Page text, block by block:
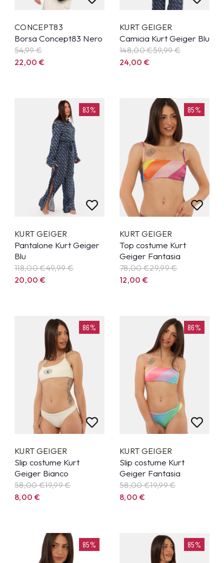
CONCEPT83
Borsa Concept83 Nero
54,99€
22,00€
KURT GEIGER
Camicia Kurt Geiger Blu
148,00 €59,99€
24,00€
83%
KURT GEIGER
Pantalone Kurt Geiger
Blu
118,00 €49,99€
20,00€
85%
KURT GEIGER
Top costume Kurt
Geiger Fantasia
78,00 €29,99€
12,00€
86%
KURT GEIGER
Slip costume Kurt
Geiger Bianco
58,00 €19,99€
8,00 €
86%
KURT GEIGER
Slip costume Kurt
Geiger Fantasia
58,00 €19,99€
8,00 €
85% 85%